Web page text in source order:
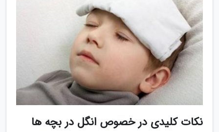
نکات کلیدی در خصوص انگل در بچه ها